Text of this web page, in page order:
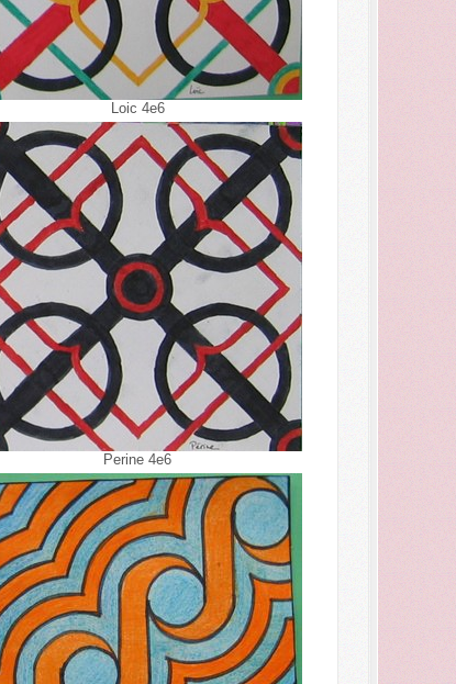
Loic 4e6
Perine 4e6